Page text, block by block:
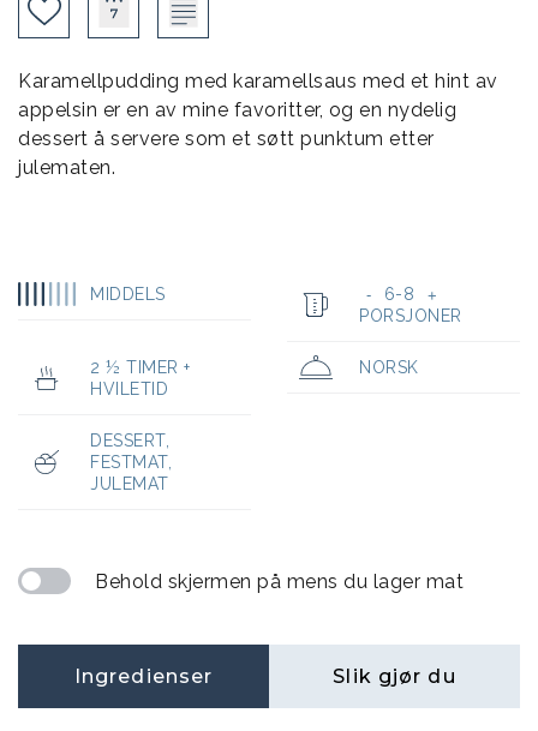
Karamellpudding med karamellsaus med et hint av
appelsin er en av mine favoritter, og en nydelig
dessert å servere som et søtt punktum etter
julematen.
MIDDELS - 6-8 +
PORSJONER
2 ½ TIMER +
HVILETID
NORSK
DESSERT,
FESTMAT,
JULEMAT
Behold skjermen på mens du lager mat
Ingredienser Slik gjør du